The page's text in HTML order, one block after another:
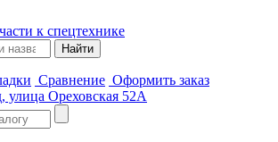
Сравнение Оформить заказ
Ореховская 52А